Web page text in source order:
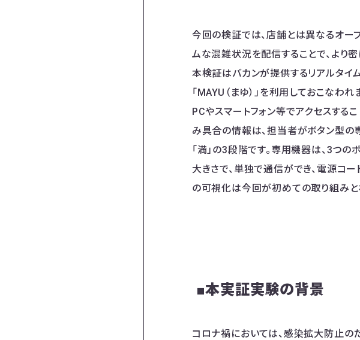
今回の検証では、店舗とは異なるオー
ムな混雑状況を配信することで、より
本検証はバカンが提供するリアルタイ
「MAYU（まゆ）」を利用しておこな
PCやスマートフォン等でアクセスする
み具合の情報は、担当者がボタン型の
「満」の3段階です。専用機器は、3つの
大きさで、単独で通信ができ、電源コ
の可視化は今回が初めての取り組みと
■本実証実験の背景
コロナ禍においては、感染拡大防止の